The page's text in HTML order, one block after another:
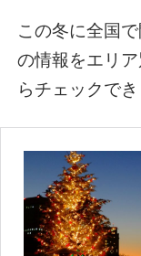
この冬に全国
の情報をエリ
らチェックで